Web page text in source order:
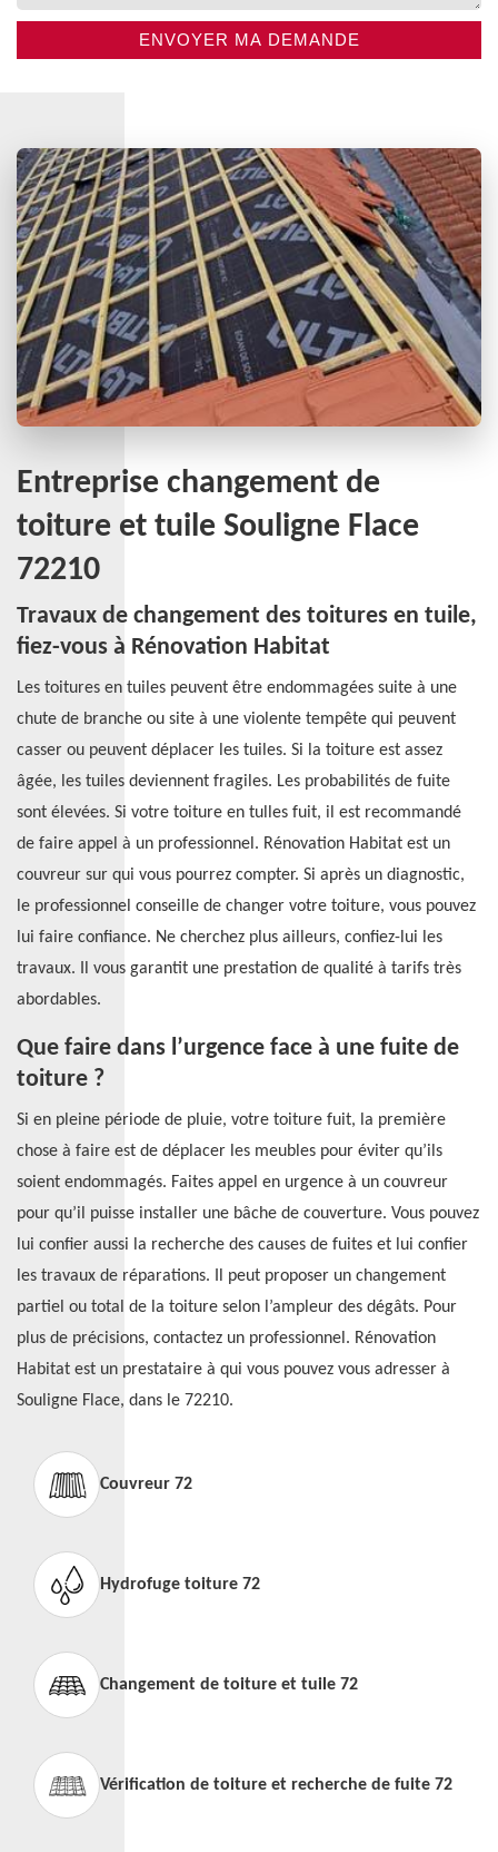
Entreprise changement de
toiture et tuile Souligne Flace
72210
Travaux de changement des toitures en tuile,
fiez-vous à Rénovation Habitat
Les toitures en tuiles peuvent être endommagées suite à une
chute de branche ou site à une violente tempête qui peuvent
casser ou peuvent déplacer les tuiles. Si la toiture est assez
âgée, les tuiles deviennent fragiles. Les probabilités de fuite
sont élevées. Si votre toiture en tulles fuit, il est recommandé
de faire appel à un professionnel. Rénovation Habitat est un
couvreur sur qui vous pourrez compter. Si après un diagnostic,
le professionnel conseille de changer votre toiture, vous pouvez
lui faire confiance. Ne cherchez plus ailleurs, confiez-lui les
travaux. Il vous garantit une prestation de qualité à tarifs très
abordables.
Que faire dans l’urgence face à une fuite de
toiture ?
Si en pleine période de pluie, votre toiture fuit, la première
chose à faire est de déplacer les meubles pour éviter qu’ils
soient endommagés. Faites appel en urgence à un couvreur
pour qu’il puisse installer une bâche de couverture. Vous pouvez
lui confier aussi la recherche des causes de fuites et lui confier
les travaux de réparations. Il peut proposer un changement
partiel ou total de la toiture selon l’ampleur des dégâts. Pour
plus de précisions, contactez un professionnel. Rénovation
Habitat est un prestataire à qui vous pouvez vous adresser à
Souligne Flace, dans le 72210.
Couvreur 72
Hydrofuge toiture 72
Changement de toiture et tuile 72
Vérification de toiture et recherche de fuite 72